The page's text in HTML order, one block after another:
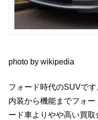
photo by wikipedia
フォード時代のSUVです
内装から機能までフォ
ード車よりやや高い買取